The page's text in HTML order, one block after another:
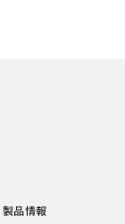
製品情報